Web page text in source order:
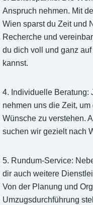
Anspruch nehmen. Mit
Wien sparst du Zeit und
Recherche und
du dich voll und ganz
kannst.
4. Individuelle Beratung:
nehmen uns die Zeit,
Wünsche zu verstehen.
suchen wir gezielt nach
5. Rundum-Service:
dir auch weitere
Von der Planung und
Umzugsdurchführung